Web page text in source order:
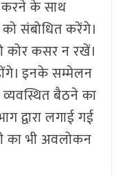
करने के साथ
संबोधित करेंगे।
कोर कसर न रखें।
इनके सम्मेलन
बैठने का
द्वारा लगाई गई
का भी अवलोकन